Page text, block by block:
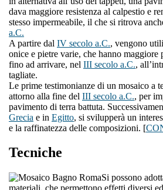
dava maggiore resistenza al calpestio e
stesso impermeabile, il che si ritrova
a.C.
A partire dal IV secolo a.C., vengono
onice e pietre varie, che hanno maggiore
fino ad arrivare, nel III secolo a.C.,
tagliate.
Le prime testimonianze di un mosaico a
attorno alla fine del III secolo a.C., per
pavimento di terra battuta.
Grecia e in Egitto, si svilupperà un
e la raffinatezza delle composizioni. [
Tecniche
Si possono